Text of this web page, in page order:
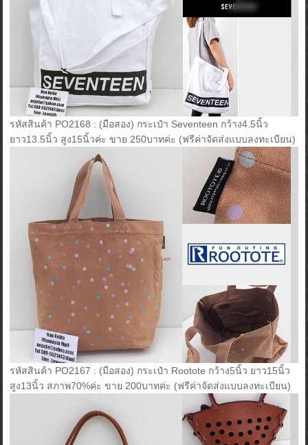
รหัสสินค้า PO2168 : (มือสอง) กระเป๋า Seventeen กว้าง4.5นิ้ว
ยาว13.5นิ้ว สูง15นิ้วค่ะ ขาย 250บาทค่ะ (ฟรีค่าจัดส่งแบบลงทะเบียน)
รหัสสินค้า PO2167 : (มือสอง) กระเป๋า Rootote กว้าง5นิ้ว ยาว15นิ้ว
สูง13นิ้ว สภาพ70%ค่ะ ขาย 200บาทค่ะ (ฟรีค่าจัดส่งแบบลงทะเบียน)